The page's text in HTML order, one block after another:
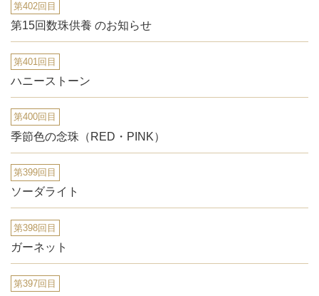
第402回目
第15回数珠供養 のお知らせ
第401回目
ハニーストーン
第400回目
季節色の念珠（RED・PINK）
第399回目
ソーダライト
第398回目
ガーネット
第397回目